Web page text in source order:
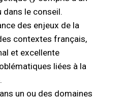
le conseil.
des enjeux de la
contextes français,
et excellente
liées à la
un ou des domaines